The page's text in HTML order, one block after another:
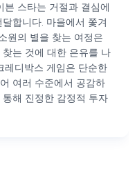
븐 스타는 거절과 결심에
합니다. 마을에서 쫓겨
원의 별을 찾는 여정은
는 것에 대한 은유를 나
레디박스 게임은 단순한
여러 수준에서 공감하
해 진정한 감정적 투자